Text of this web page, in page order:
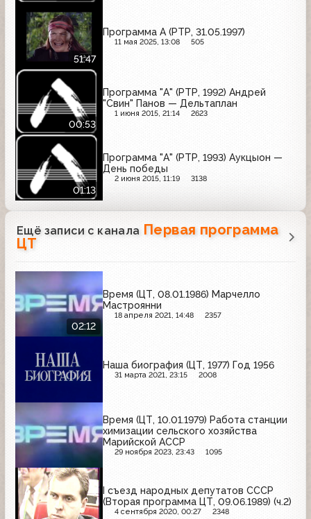
51:47
Программа А (РТР, 31.05.1997)
11 мая 2025, 13:08 505
00:53
Программа "А" (РТР, 1992) Андрей
"Свин" Панов — Дельтаплан
1 июня 2015, 21:14 2623
01:13
Программа "А" (РТР, 1993) Аукцыон —
День победы
2 июня 2015, 11:19 3138
Ещё записи с канала Первая программа
ЦТ
02:12
Время (ЦТ, 08.01.1986) Марчелло
Мастроянни
18 апреля 2021, 14:48 2357
Наша биография (ЦТ, 1977) Год 1956
31 марта 2021, 23:15 2008
Время (ЦТ, 10.01.1979) Работа станции
химизации сельского хозяйства
Марийской АССР
29 ноября 2023, 23:43 1095
I съезд народных депутатов СССР
(Вторая программа ЦТ, 09.06.1989) (ч.2)
4 сентября 2020, 00:27 2348